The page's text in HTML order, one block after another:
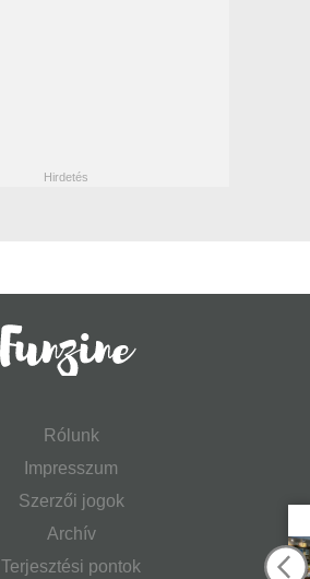
Rólunk
Impresszum
Szerzői jogok
Archív
Terjesztési pontok